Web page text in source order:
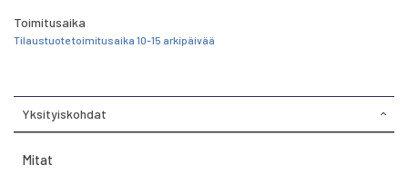
Toimitusaika
Tilaustuote toimitusaika 10-15 arkipäivää
Yksityiskohdat
Mitat